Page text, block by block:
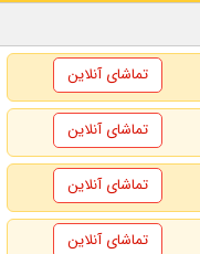
تماشای آنلاین
تماشای آنلاین
تماشای آنلاین
تماشای آنلاین